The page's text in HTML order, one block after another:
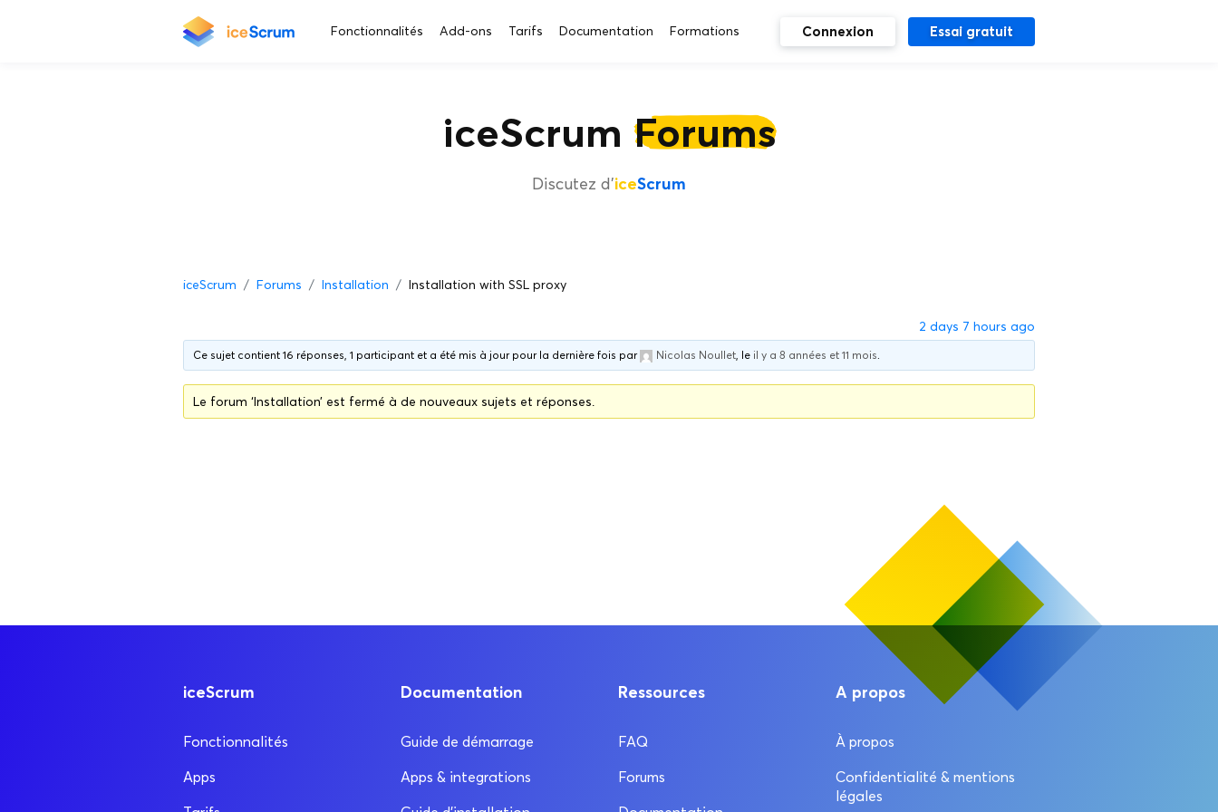
Fonctionnalités Add-ons Tarifs Documentation Formations Connexion Essai gratuit
iceScrum Forums
Discutez d'iceScrum
iceScrum Forums Installation Installation with SSL proxy
2 days 7 hours ago
Ce sujet contient 16 réponses, 1 participant et a été mis à jour pour la dernière fois par Nicolas Noullet, le il y a 8 années et 11 mois.
Le forum ‘Installation’ est fermé à de nouveaux sujets et réponses.
iceScrum
Fonctionnalités
Apps
Documentation
Guide de démarrage
Apps & integrations
Ressources
FAQ
Forums
A propos
À propos
Confidentialité & mentions
légales